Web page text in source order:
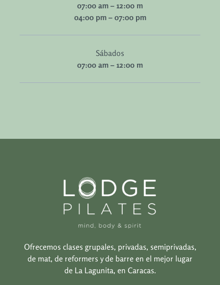
07:00 am – 12:00 m
04:00 pm – 07:00 pm
Sábados
07:00 am – 12:00 m
Ofrecemos clases grupales, privadas, semiprivadas,
de mat, de reformers y de barre en el mejor lugar
de La Lagunita, en Caracas.